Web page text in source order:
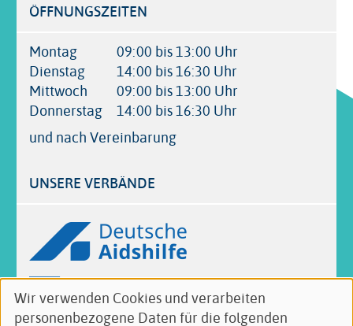
ÖFFNUNGSZEITEN
Montag
09:00 bis 13:00 Uhr
Dienstag
14:00 bis 16:30 Uhr
Mittwoch
09:00 bis 13:00 Uhr
Donnerstag
14:00 bis 16:30 Uhr
und nach Vereinbarung
UNSERE VERBÄNDE
Logos
Verwendung
Wir verwenden Cookies und verarbeiten
personenbezogene Daten für die folgenden